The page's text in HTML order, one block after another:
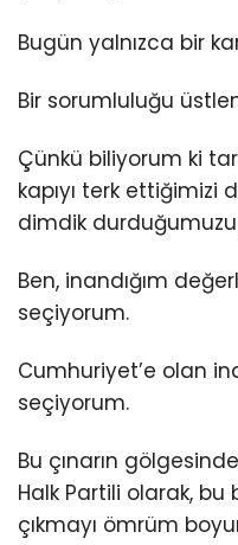
Bugün yalnızca bir
Bir sorumluluğu
Çünkü biliyorum ki
kapıyı terk ettiğimizi
dimdik
Ben, inandığım
seçiyorum.
Cumhuriyet’e olan
seçiyorum.
Bu çınarın
Halk Partili olarak,
çıkmayı ömrüm